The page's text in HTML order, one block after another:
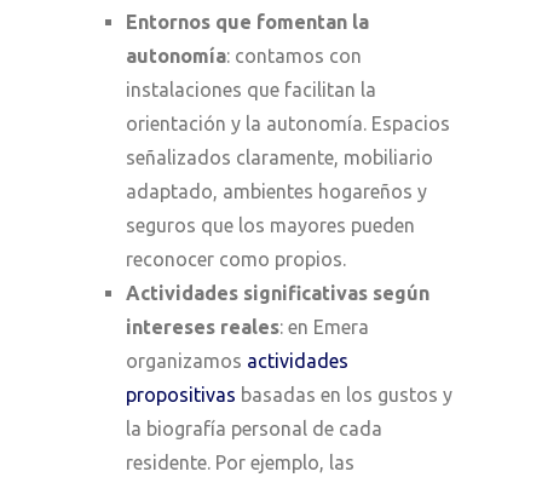
Entornos que fomentan la
autonomía: contamos con
instalaciones que facilitan la
orientación y la autonomía. Espacios
señalizados claramente, mobiliario
adaptado, ambientes hogareños y
seguros que los mayores pueden
reconocer como propios.
Actividades significativas según
intereses reales: en Emera
organizamos actividades
propositivas basadas en los gustos y
la biografía personal de cada
residente. Por ejemplo, las